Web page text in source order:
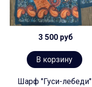
3 500 руб
В корзину
Шарф "Гуси-лебеди"